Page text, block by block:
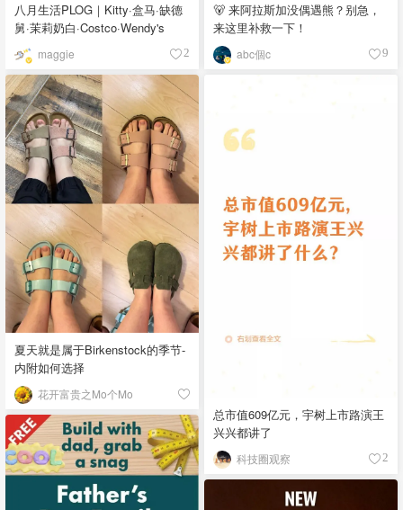
八月生活PLOG｜Kitty·盒马·缺德
舅·茉莉奶白·Costco·Wendy's
maggie 2
🐻 来阿拉斯加没偶遇熊？别急，
来这里补救一下！
abc個c 9
夏天就是属于Birkenstock的季节-
内附如何选择
花开富贵之Mo个Mo
总市值609亿元，宇树上市路演王
兴兴都讲了
科技圈观察 2